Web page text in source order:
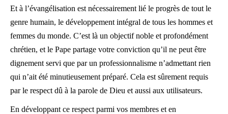
Et à l’évangélisation est nécessairement lié le progrès de tout le
genre humain, le développement intégral de tous les hommes et
femmes du monde. C’est là un objectif noble et profondément
chrétien, et le Pape partage votre conviction qu’il ne peut être
dignement servi que par un professionnalisme n’admettant rien
qui n’ait été minutieusement préparé. Cela est sûrement requis
par le respect dû à la parole de Dieu et aussi aux utilisateurs.
En développant ce respect parmi vos membres et en